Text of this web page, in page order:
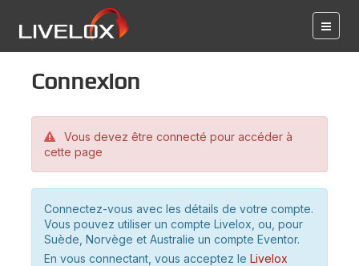
Connexion
Vous devez être connecté pour accéder à
cette page
Connectez-vous avec les détails de votre compte.
Vous pouvez utiliser un compte Livelox, ou, pour
Suède, Norvège et Australie un compte Eventor.
En vous connectant, vous acceptez le Livelox